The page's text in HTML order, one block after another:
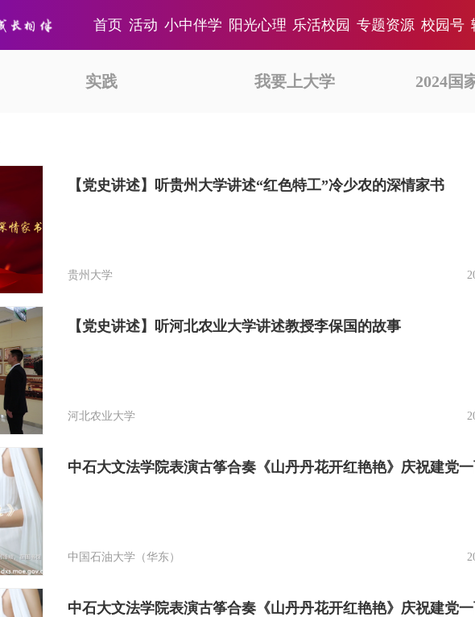
首页 活动 小中伴学 阳光心理 乐活校园 专题资源 校园号
实践 我要上大学 2024国
【党史讲述】听贵州大学讲述“红色特工”冷少农的深情家书
贵州大学
【党史讲述】听河北农业大学讲述教授李保国的故事
河北农业大学
中石大文法学院表演古筝合奏《山丹丹花开红艳艳》庆祝建党
中国石油大学（华东）
中石大文法学院表演古筝合奏《山丹丹花开红艳艳》庆祝建党